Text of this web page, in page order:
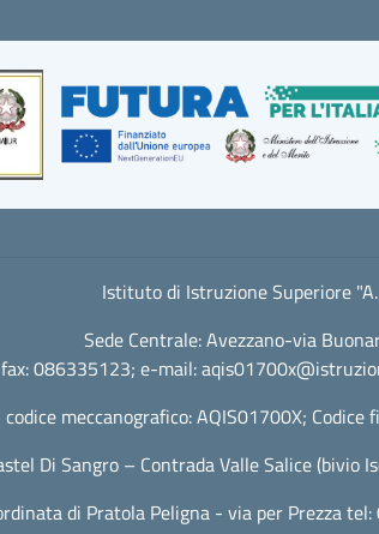
Istituto di Istruzione Superiore
Sede Centrale: Avezzano-via
086335123; e-mail:
codice meccanografico: AQIS01700X;
Di Sangro – Contrada Valle Salice
di Pratola Peligna - via per Prezza